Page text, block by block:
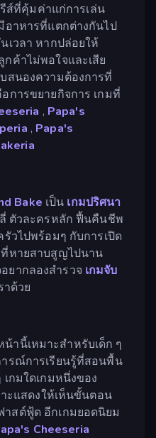
ส์ที่คุ้มค่าแก่การเล่น
อาหารที่แตกต่างกันไป
เวลา หากปล่อยให้
ค้าไม่พอใจและเสีย
สนองความต้องการที่
การขยายกิจการ เกมที่
, Papa's
, Papa's
Bake เป็น เกมปริศนา
ตัวละครหลัก ฟื้นคืนชีพ
วไปพร้อมๆ กับการเปิด
หายสาบสูญไปนาน
ากลองสำรวจ เกมจับ
าด้วย
านี้เหมาะสำหรับเด็ก ๆ
รณ์การเรียนรู้ที่สอนพื้น
กมใดเกมหนึ่งของ
าะแสดงให้เห็นขั้นตอน
สต์ฟู้ด อีกเกมยอดนิยม
Cheeseria